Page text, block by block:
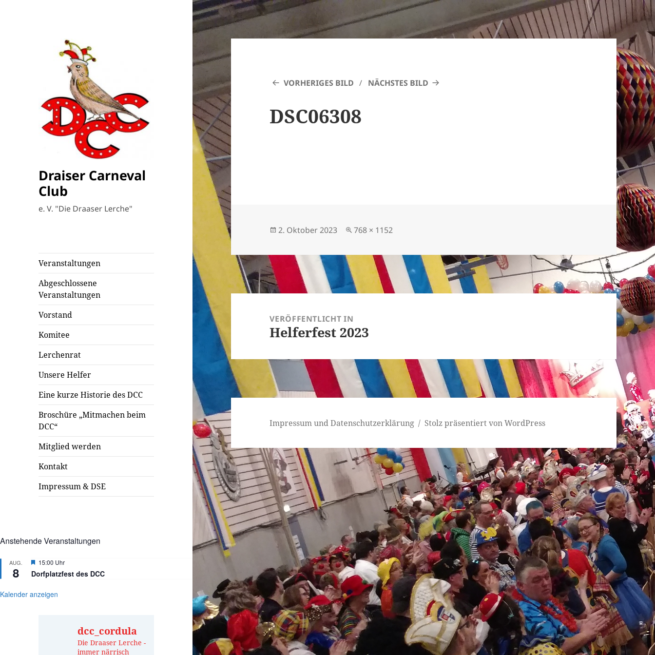
Draiser Carneval
Club
e. V. "Die Draaser Lerche"
Veranstaltungen
Abgeschlossene
Veranstaltungen
Vorstand
Komitee
Lerchenrat
Unsere Helfer
Eine kurze Historie des DCC
Broschüre „Mitmachen beim
DCC“
Mitglied werden
Kontakt
Impressum & DSE
Anstehende Veranstaltungen
AUG.
8
Hervorgehoben
15:00 Uhr
Dorfplatzfest des DCC
Kalender anzeigen
dcc_cordula
Die Draaser Lerche -
immer närrisch
VORHERIGES BILD NÄCHSTES BILD
DSC06308
Veröffentlicht
2. Oktober 2023 Originalgröße
768 × 1152
VERÖFFENTLICHT IN
Helferfest 2023
Impressum und Datenschutzerklärung Stolz präsentiert von WordPress